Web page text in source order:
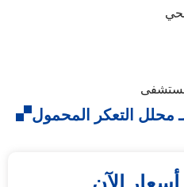
محلل التعكر المحمول